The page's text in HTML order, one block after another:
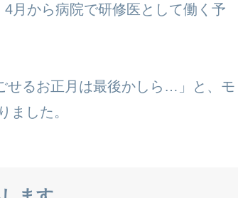
月から病院で研修医として働く予
せるお正月は最後かしら…」と、モ
ました。